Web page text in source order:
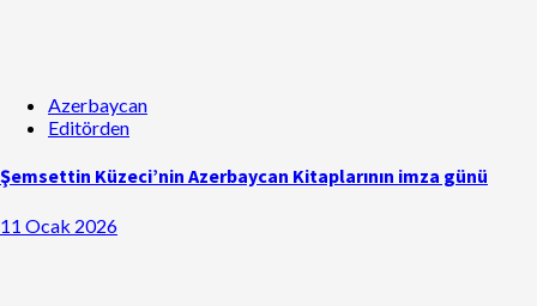
Azerbaycan
Editörden
Şemsettin Küzeci’nin Azerbaycan Kitaplarının imza günü
11 Ocak 2026